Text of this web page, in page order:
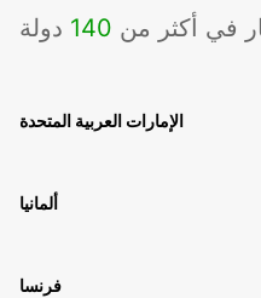
في أكثر من 140 دولة
الإمارات العربية المتحدة
ألمانيا
فرنسا